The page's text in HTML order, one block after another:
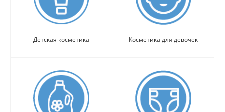
Детская косметика Косметика для девочек